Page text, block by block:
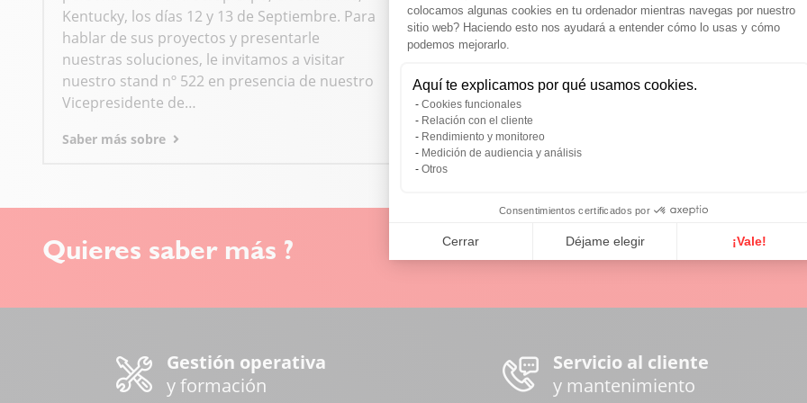
Kentucky, los días 12 y 13 de Septiembre. Para
hablar de sus proyectos y presentarle
nuestras soluciones, le invitamos a visitar
nuestro stand nº 522 en presencia de nuestro
Vicepresidente de…
Saber más sobre
Quieres saber más ?
Gestión operativa
y formación
Servicio al cliente
y mantenimiento
colocamos algunas cookies en tu ordenador mientras navegas por nuestro
sitio web? Haciendo esto nos ayudará a entender cómo lo usas y cómo
podemos mejorarlo.
Aquí te explicamos por qué usamos cookies.
Cookies funcionales
Relación con el cliente
Rendimiento y monitoreo
Medición de audiencia y análisis
Otros
Consentimientos certificados por
Cerrar Déjame elegir ¡Vale!